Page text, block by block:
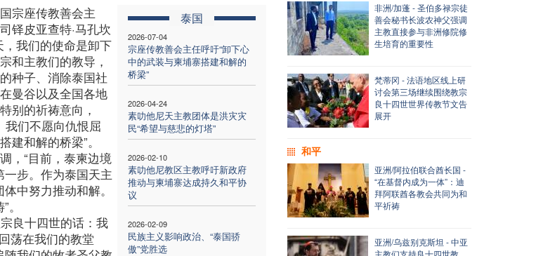
泰国
2026-07-04
宗座传教善会主任呼吁“卸下心
中的武装与柬埔寨搭建和解的
桥梁”
2026-04-24
素叻他尼天主教团体是洪灾灾
民“希望与慈悲的灯塔”
2026-02-10
素叻他尼教区主教呼吁新政府
推动与柬埔寨达成持久和平协
议
2026-02-09
民族主义影响政治、“泰国骄
傲”党胜选
宗座传教善会主
铎皮亚查特·马孔坎
，我们的使命是卸下
和主教们的教导，
种子、消除泰国社
曼谷以及全国各地
别的祈祷意向，
我们不愿向仇恨屈
建和解的桥梁”。
，“目前，泰柬边境
步。作为泰国天主
中努力推动和解。
良十四世的话：我
荡在我们的教堂
非洲/加蓬 - 圣伯多禄宗徒
善会秘书长波农神父强调
主教直接参与非洲修院修
生培育的重要性
梵蒂冈 - 法语地区线上研
讨会第三场继续围绕教宗
良十四世世界传教节文告
展开
和平
亚洲/阿拉伯联合酋长国 -
“在基督内成为一体”：迪
拜阿联酋各教会共同为和
平祈祷
亚洲/乌兹别克斯坦 - 中亚
主教们支持良十四世教